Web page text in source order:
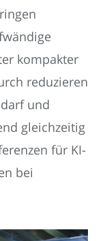
kompakter
reduzieren
und
gleichzeitig
für KI-
bei